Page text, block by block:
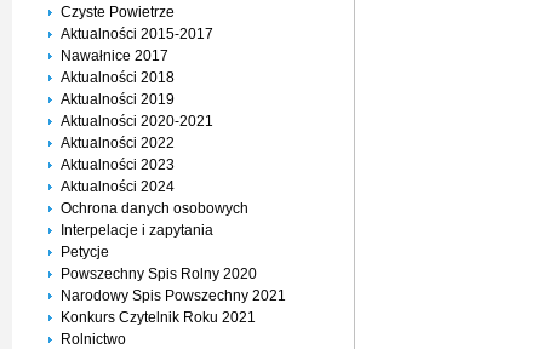
Czyste Powietrze
Aktualności 2015-2017
Nawałnice 2017
Aktualności 2018
Aktualności 2019
Aktualności 2020-2021
Aktualności 2022
Aktualności 2023
Aktualności 2024
Ochrona danych osobowych
Interpelacje i zapytania
Petycje
Powszechny Spis Rolny 2020
Narodowy Spis Powszechny 2021
Konkurs Czytelnik Roku 2021
Rolnictwo